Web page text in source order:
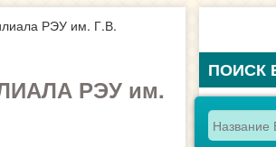
РЭУ им. Г.В.
РЭУ им.
ПОИСК